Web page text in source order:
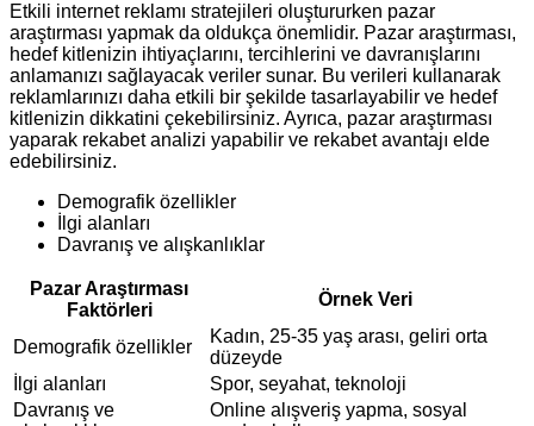
Etkili internet reklamı stratejileri oluştururken pazar
araştırması yapmak da oldukça önemlidir. Pazar araştırması,
hedef kitlenizin ihtiyaçlarını, tercihlerini ve davranışlarını
anlamanızı sağlayacak veriler sunar. Bu verileri kullanarak
reklamlarınızı daha etkili bir şekilde tasarlayabilir ve hedef
kitlenizin dikkatini çekebilirsiniz. Ayrıca, pazar araştırması
yaparak rekabet analizi yapabilir ve rekabet avantajı elde
edebilirsiniz.
Demografik özellikler
İlgi alanları
Davranış ve alışkanlıklar
Pazar Araştırması
Faktörleri
Örnek Veri
Demografik özellikler
Kadın, 25-35 yaş arası, geliri orta
düzeyde
İlgi alanları
Spor, seyahat, teknoloji
Davranış ve
Online alışveriş yapma, sosyal